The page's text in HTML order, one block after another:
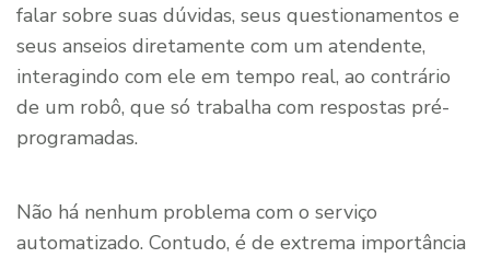
falar sobre suas dúvidas, seus questionamentos e
seus anseios diretamente com um atendente,
interagindo com ele em tempo real, ao contrário
de um robô, que só trabalha com respostas pré-
programadas.
Não há nenhum problema com o serviço
automatizado. Contudo, é de extrema importância